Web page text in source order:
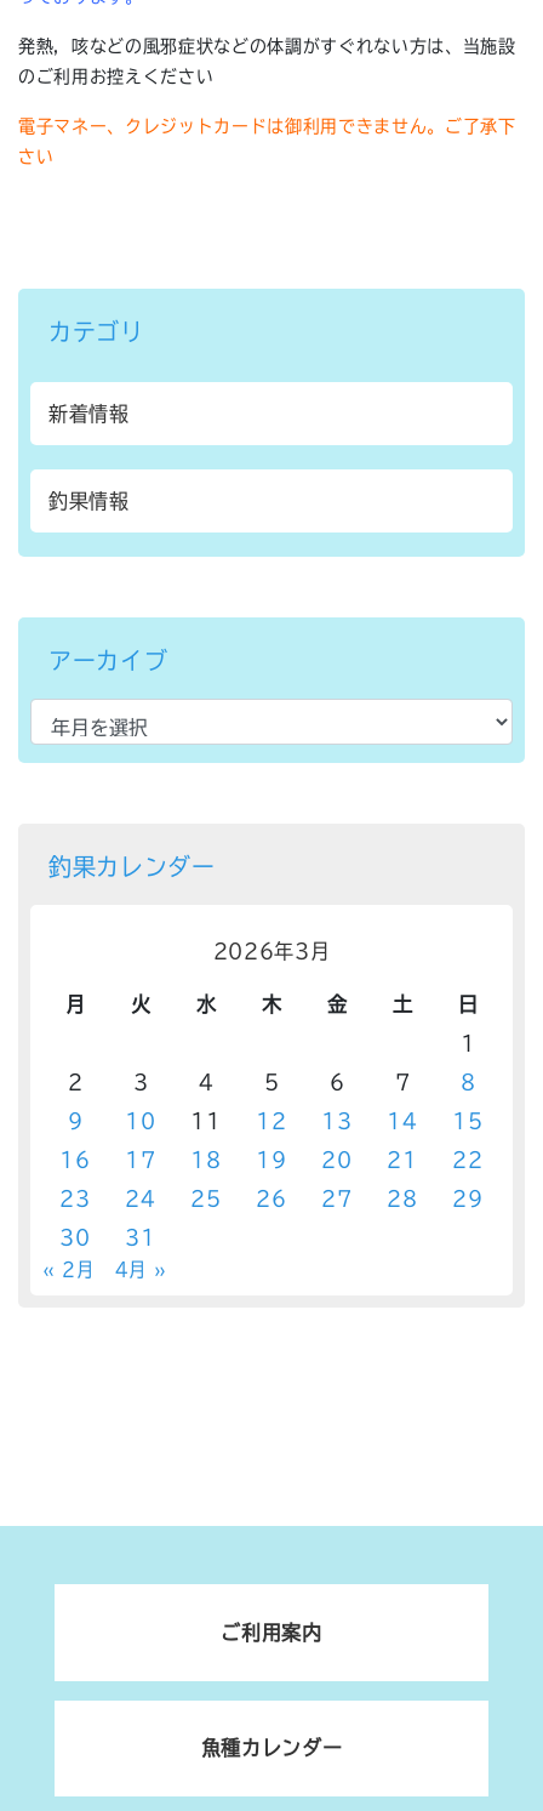
発熱，咳などの風邪症状などの体調がすぐれない方は、当施設
のご利用お控えください
電子マネー、クレジットカードは御利用できません。ご了承下
さい
カテゴリ
新着情報
釣果情報
アーカイブ
釣果カレンダー
2026年3月
月 火 水 木 金 土
日
1
2
3 4 5 6 7
8
9
10 11 12 13 14
15
16
17 18 19 20 21
22
23
24 25 26 27 28
29
30
31
« 2月 4月 »
ご利用案内
魚種カレンダー